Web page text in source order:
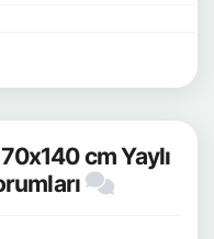
cm Yaylı